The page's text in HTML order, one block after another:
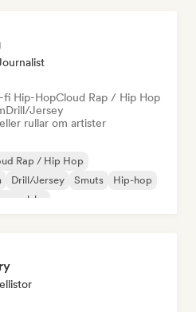
fi Hip-HopCloud Rap / Hip Hop
Drill/Jersey
rullar om artister
Rap / Hip Hop
Drill/Jersey Smuts
Hip-hop